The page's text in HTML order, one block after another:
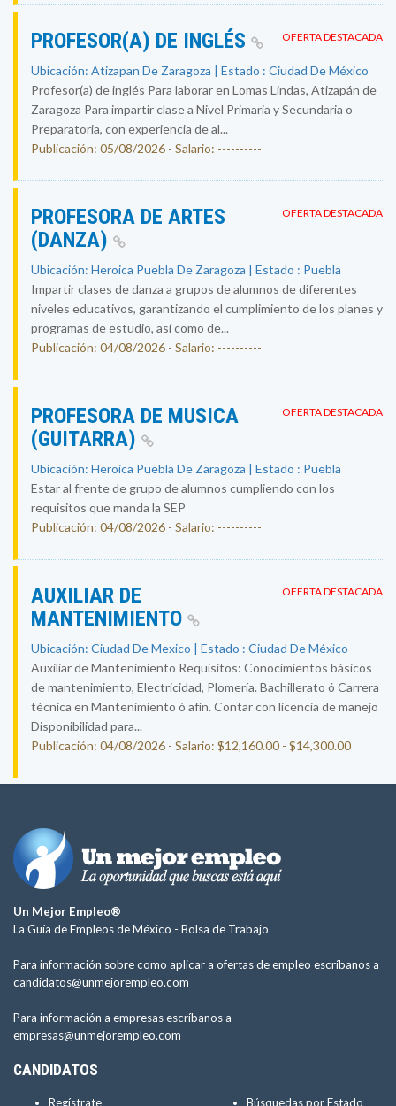
OFERTA DESTACADA
PROFESOR(A) DE INGLÉS
Ubicación: Atizapan De Zaragoza | Estado : Ciudad De México
Profesor(a) de inglés Para laborar en Lomas Lindas, Atizapán de
Zaragoza Para impartir clase a Nivel Primaria y Secundaria o
Preparatoria, con experiencia de al...
Publicación: 05/08/2026 - Salario: ----------
OFERTA DESTACADA
PROFESORA DE ARTES
(DANZA)
Ubicación: Heroica Puebla De Zaragoza | Estado : Puebla
Impartir clases de danza a grupos de alumnos de diferentes
niveles educativos, garantizando el cumplimiento de los planes y
programas de estudio, así como de...
Publicación: 04/08/2026 - Salario: ----------
OFERTA DESTACADA
PROFESORA DE MUSICA
(GUITARRA)
Ubicación: Heroica Puebla De Zaragoza | Estado : Puebla
Estar al frente de grupo de alumnos cumpliendo con los
requisitos que manda la SEP
Publicación: 04/08/2026 - Salario: ----------
OFERTA DESTACADA
AUXILIAR DE
MANTENIMIENTO
Ubicación: Ciudad De Mexico | Estado : Ciudad De México
Auxiliar de Mantenimiento Requisitos: Conocimientos básicos
de mantenimiento, Electricidad, Plomería. Bachillerato ó Carrera
técnica en Mantenimiento ó afín. Contar con licencia de manejo
Disponibilidad para...
Publicación: 04/08/2026 - Salario: $12,160.00 - $14,300.00
Un Mejor Empleo®
La Guía de Empleos de México - Bolsa de Trabajo
Para información sobre como aplicar a ofertas de empleo escríbanos a
candidatos@unmejorempleo.com
Para información a empresas escríbanos a
empresas@unmejorempleo.com
CANDIDATOS
Regístrate Búsquedas por Estado